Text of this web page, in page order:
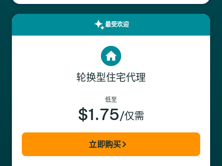
最受欢迎
轮换型住宅代理
低至
$1.75/仅需
立即购买